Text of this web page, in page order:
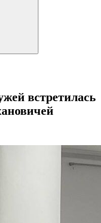
встретилась